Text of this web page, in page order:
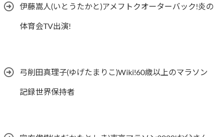
伊藤嵩人(いとうたかと)アメフトクオーターバック!炎の
体育会TV出演!
弓削田真理子(ゆげたまりこ)Wiki!60歳以上のマラソン
記録世界保持者